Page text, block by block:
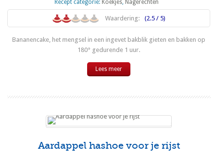
Recept categorie: Koekjes, Nagerechten
Waardering: (2.5 / 5)
Bananencake, het mengsel in een ingevet bakblik gieten en bakken op
180° gedurende 1 uur.
Lees meer
Aardappel hashoe voor je rijst